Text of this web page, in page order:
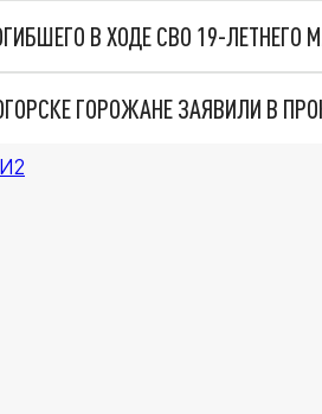
В ХОДЕ СВО 19-
ГОРОЖАНЕ ЗАЯВИЛИ В